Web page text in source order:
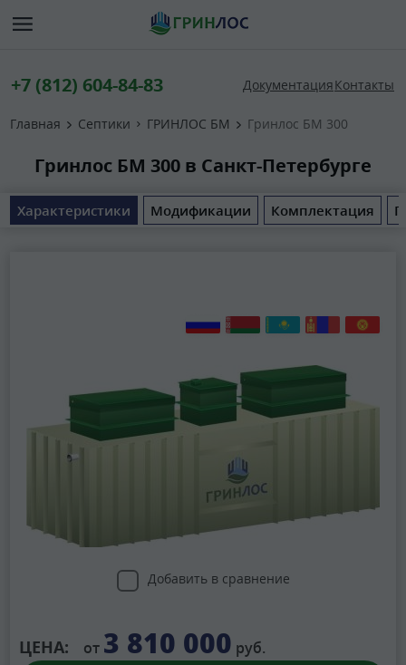
+7 (812) 604-84-83 ДокументацияКонтакты
Главная Септики ГРИНЛОС БМ Гринлос БМ 300
Гринлос БМ 300 в Санкт-Петербурге
Характеристики Модификации Комплектация
Добавить в сравнение
ЦЕНА: от 3 810 000 руб.